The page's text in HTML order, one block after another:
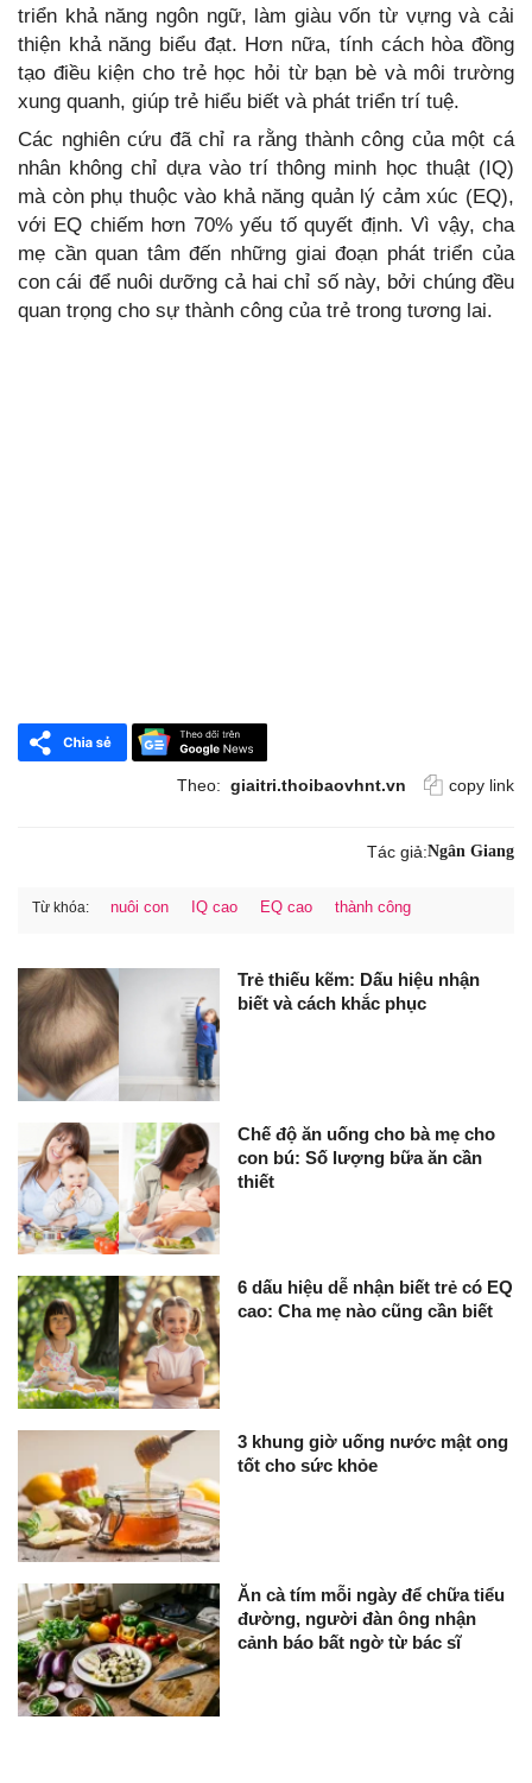
triển khả năng ngôn ngữ, làm giàu vốn từ vựng và cải
thiện khả năng biểu đạt. Hơn nữa, tính cách hòa đồng
tạo điều kiện cho trẻ học hỏi từ bạn bè và môi trường
xung quanh, giúp trẻ hiểu biết và phát triển trí tuệ.
Các nghiên cứu đã chỉ ra rằng thành công của một cá
nhân không chỉ dựa vào trí thông minh học thuật (IQ)
mà còn phụ thuộc vào khả năng quản lý cảm xúc (EQ),
với EQ chiếm hơn 70% yếu tố quyết định. Vì vậy, cha
mẹ cần quan tâm đến những giai đoạn phát triển của
con cái để nuôi dưỡng cả hai chỉ số này, bởi chúng đều
quan trọng cho sự thành công của trẻ trong tương lai.
Theo: giaitri.thoibaovhnt.vn copy link
Tác giả:Ngân Giang
Từ khóa: nuôi con IQ cao EQ cao thành công
Trẻ thiếu kẽm: Dấu hiệu nhận
biết và cách khắc phục
Chế độ ăn uống cho bà mẹ cho
con bú: Số lượng bữa ăn cần
thiết
6 dấu hiệu dễ nhận biết trẻ có EQ
cao: Cha mẹ nào cũng cần biết
3 khung giờ uống nước mật ong
tốt cho sức khỏe
Ăn cà tím mỗi ngày để chữa tiểu
đường, người đàn ông nhận
cảnh báo bất ngờ từ bác sĩ